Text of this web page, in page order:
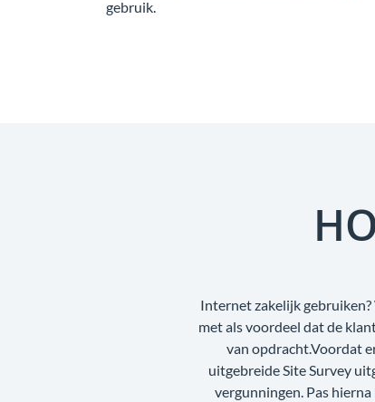
gebruik.
Internet zakelijk
met als voordeel dat de
van opdracht.Voordat
uitgebreide Site Survey
vergunningen. Pas